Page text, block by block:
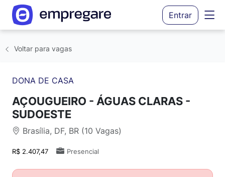
Entrar
Voltar para vagas
DONA DE CASA
AÇOUGUEIRO - ÁGUAS CLARAS -
SUDOESTE
Brasília, DF, BR (10 Vagas)
R$ 2.407,47 Presencial